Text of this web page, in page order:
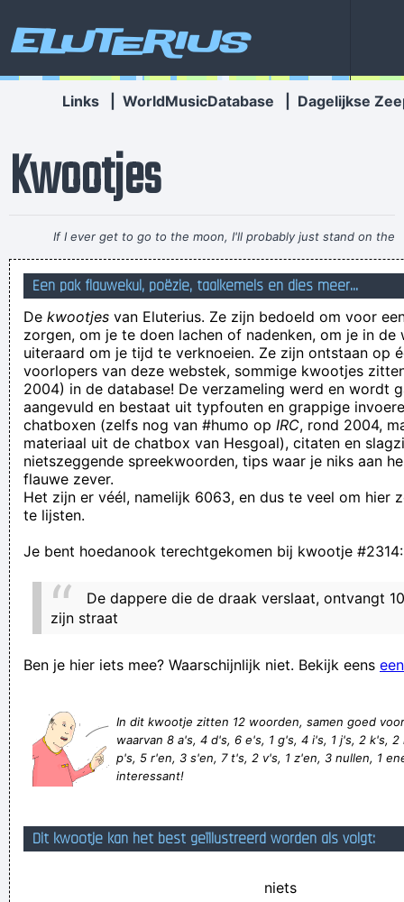
Eluterius
Links WorldMusicDatabase Dagelijkse
Kwootjes
If I ever get to go to the moon, I'll probably just stand on the
moon and go´ Hmmm, yeah. fair enough. gotta go home now
~ Noel Gallagher
Dat is nu pas nieuws om dagen lang van wakker te liggen.
Wie ben ik om jou foute te verbetere
de piloot zit aan de grond
Heej Antoon ik ben het niet meer gewoon! Heej ja heej ja
hooow!
beter teveel gedronken dan op 1 been staan wankelen
Het koppel ornitologen vogelde eerst uit hoe ze seks zouden
hebben en vloog dan de nest in
up to date info on this webpage is superb and appreciated
heilsboodschap ! alle aardse rituelen testen jezus'
laat mij met gerust gvd! je bent echt ziek in u hoofd Ja ja omg
ik like iets en ik stalk u zwijg gewoon en stuur mij daar niet
Heej dag Roel er zit een hond op jouw stoel! Heej ja heej ja
Serge G, De Vlaamse Jack Nicholson, zat eind jaren '80 in
Een pak flauwekul, poëzie, taalkemels en dies meer...
De kwootjes van Eluterius. Ze zijn bedoeld om voor
zorgen, om je te doen lachen of nadenken, om je in de
uiteraard om je tijd te verknoeien. Ze zijn ontstaan op
voorlopers van deze webstek, sommige kwootjes
2004) in de database! De verzameling werd en wordt
aangevuld en bestaat uit typfouten en grappige
chatboxen (zelfs nog van #humo op IRC, rond 2004,
materiaal uit de chatbox van Hesgoal), citaten en
nietszeggende spreekwoorden, tips waar je niks aan
flauwe zever.
Het zijn er véél, namelijk 6063, en dus te veel om hier
te lijsten.
Je bent hoedanook terechtgekomen bij kwootje #2314:
De dappere die de draak verslaat, ontvangt
zijn straat
Ben je hier iets mee? Waarschijnlijk niet. Bekijk eens
In dit kwootje zitten 12 woorden, samen goed
waarvan 8 a's, 4 d's, 6 e's, 1 g's, 4 i's, 1 j's, 2 k's,
p's, 5 r'en, 3 s'en, 7 t's, 2 v's, 1 z'en, 3 nullen, 1
interessant!
Dit kwootje kan het best geïllustreerd worden als volgt:
niets